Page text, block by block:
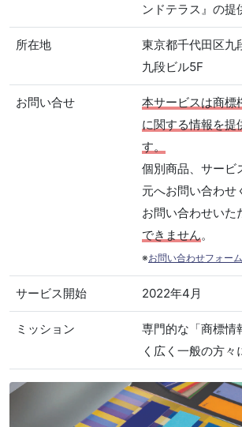
ンドテラス』の提
所在地
東京都千代田区
九段ビル5F
お問い合せ
本サービスは商標
に関する情報を提
す。
個別商品、サービ
元へお問い合わせ
お問い合わせいた
できません。
※お問い合わせフォーム
サービス開始 2022年4月
ミッション
専門的な「商標情
く広く一般の方々